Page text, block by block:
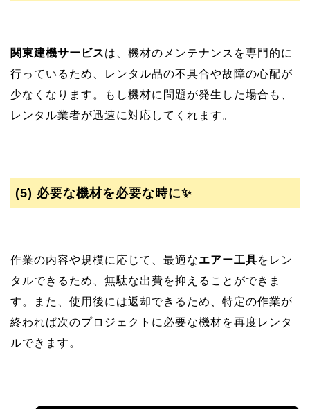
関東建機サービスは、機材のメンテナンスを専門的に
行っているため、レンタル品の不具合や故障の心配が
少なくなります。もし機材に問題が発生した場合も、
レンタル業者が迅速に対応してくれます。
(5) 必要な機材を必要な時に✨
作業の内容や規模に応じて、最適なエアー工具をレン
タルできるため、無駄な出費を抑えることができま
す。また、使用後には返却できるため、特定の作業が
終われば次のプロジェクトに必要な機材を再度レンタ
ルできます。